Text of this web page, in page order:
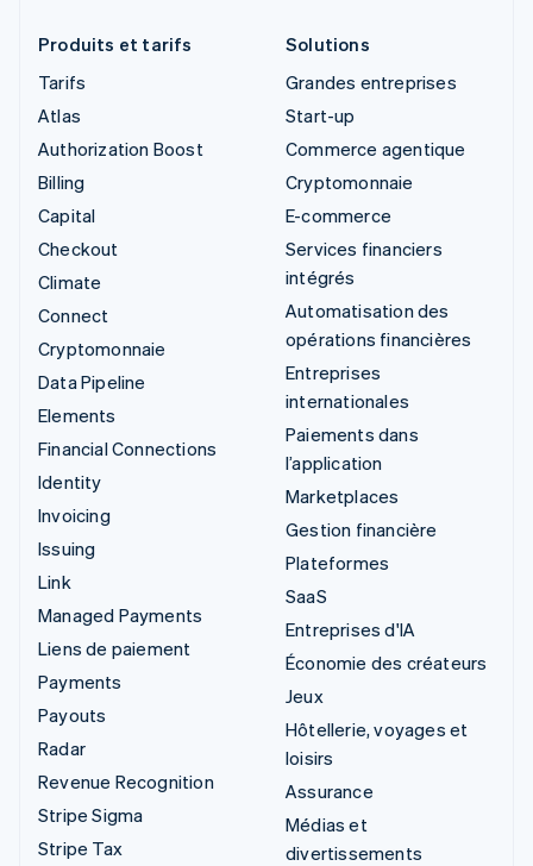
Produits et tarifs
Tarifs
Atlas
Authorization Boost
Billing
Capital
Checkout
Climate
Connect
Cryptomonnaie
Data Pipeline
Elements
Financial Connections
Identity
Invoicing
Issuing
Link
Managed Payments
Liens de paiement
Payments
Payouts
Radar
Revenue Recognition
Stripe Sigma
Stripe Tax
Solutions
Grandes entreprises
Start-up
Commerce agentique
Cryptomonnaie
E-commerce
Services financiers
intégrés
Automatisation des
opérations financières
Entreprises
internationales
Paiements dans
l’application
Marketplaces
Gestion financière
Plateformes
SaaS
Entreprises d'IA
Économie des créateurs
Jeux
Hôtellerie, voyages et
loisirs
Assurance
Médias et
divertissements